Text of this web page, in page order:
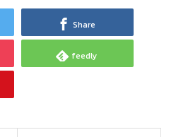
Share
feedly